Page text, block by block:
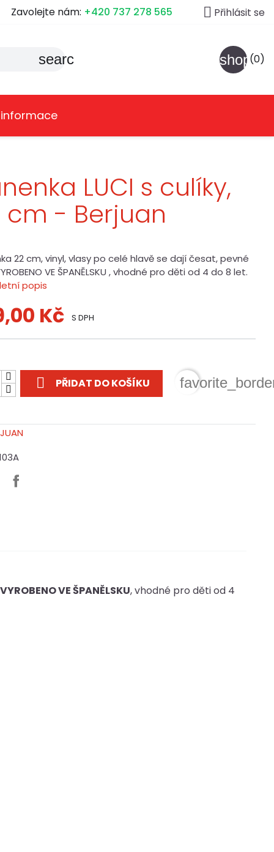
Zavolejte nám: +420 737 278 565  Přihlásit se
search (0)
LUCI s culíky,
cm - Berjuan
22 cm, vinyl, vlasy po celé hlavě se dají česat, pevné
VE ŠPANĚLSKU , vhodné pro děti od 4 do 8 let.
popis
Kč S DPH
 PŘIDAT DO KOŠÍKU
VYROBENO VE ŠPANĚLSKU, vhodné pro děti od 4